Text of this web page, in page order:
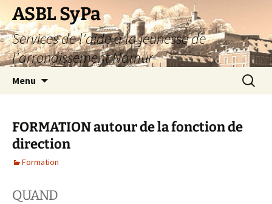
Aller
au
contenu
ASBL SyPa
Services de l'aide à la jeunesse de
l'arrondissement Namur
Menu
FORMATION autour de la fonction de
direction
Formation
QUAND